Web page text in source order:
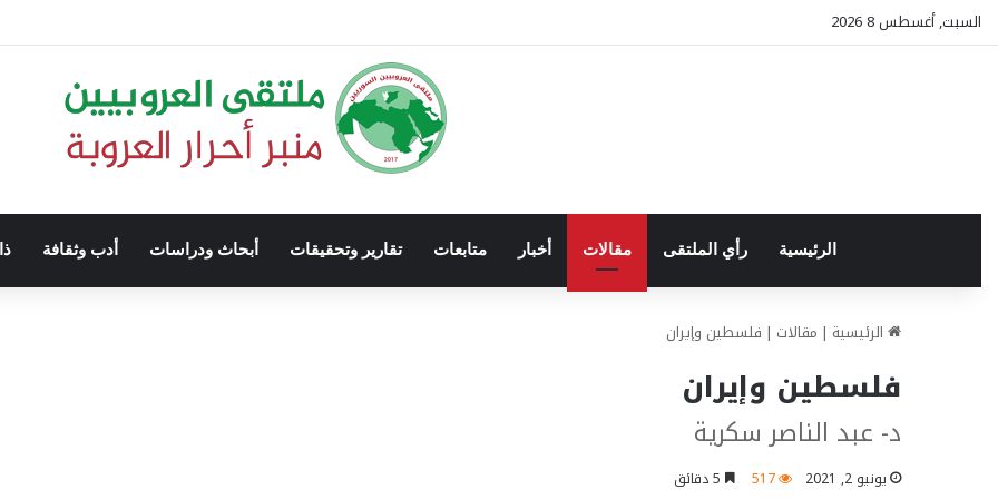
السبت, أغسطس 8 2026
الرئيسية رأي الملتقى مقالات أخبار متابعات تقارير وتحقيقات أبحاث ودراسات أدب وثقافة
الرئيسية | مقالات | فلسطين وإيران
فلسطين وإيران
د- عبد الناصر سكرية
يونيو 2, 2021 517